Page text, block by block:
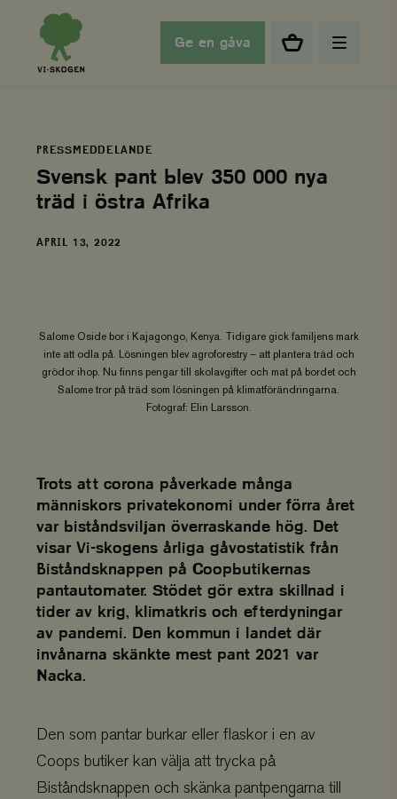
Ge en gåva
PRESSMEDDELANDE
Svensk pant blev 350 000 nya
träd i östra Afrika
DATUM
APRIL 13, 2022
Salome Oside bor i Kajagongo, Kenya. Tidigare gick familjens mark
inte att odla på. Lösningen blev agroforestry – att plantera träd och
grödor ihop. Nu finns pengar till skolavgifter och mat på bordet och
Salome tror på träd som lösningen på klimatförändringarna.
Fotograf: Elin Larsson.
Trots att corona påverkade många
människors privatekonomi under förra året
var biståndsviljan överraskande hög. Det
visar Vi-skogens årliga gåvostatistik från
Biståndsknappen på Coopbutikernas
pantautomater. Stödet gör extra skillnad i
tider av krig, klimatkris och efterdyningar
av pandemi. Den kommun i landet där
invånarna skänkte mest pant 2021 var
Nacka.
Den som pantar burkar eller flaskor i en av
Coops butiker kan välja att trycka på
Biståndsknappen och skänka pantpengarna till